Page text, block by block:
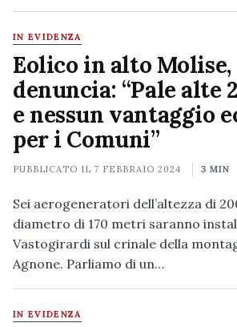
IN EVIDENZA
Eolico in alto Molise,
denuncia: “Pale alte
e nessun vantaggio
per i Comuni”
PUBBLICATO IL 7 FEBBRAIO 2024 3 MIN
Sei aerogeneratori dell’altezza di
diametro di 170 metri saranno
Vastogirardi sul crinale della
Agnone. Parliamo di un…
IN EVIDENZA